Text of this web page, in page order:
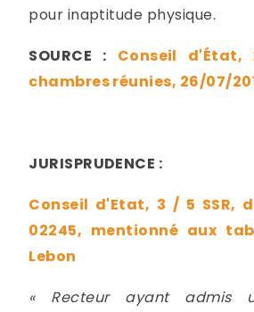
pour inaptitude physique.
SOURCE : Conseil d'État,
chambres réunies, 26/07/
JURISPRUDENCE :
Conseil d'Etat, 3 / 5 SSR,
02245, mentionné aux
Lebon
« Recteur ayant admis